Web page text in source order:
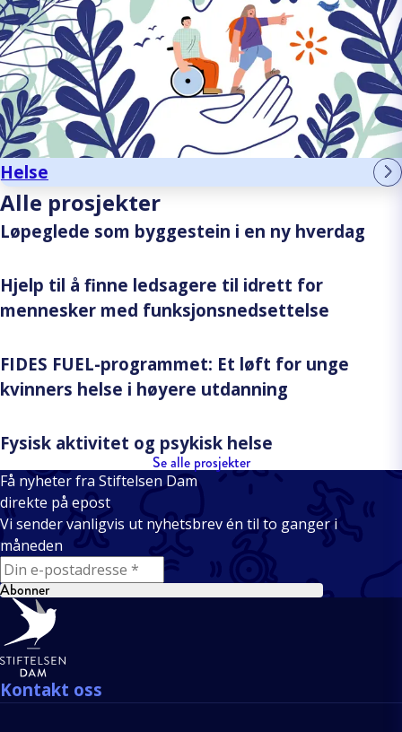
Helse
Alle prosjekter
Løpeglede som byggestein i en ny hverdag
Hjelp til å finne ledsagere til idrett for
mennesker med funksjonsnedsettelse
FIDES FUEL-programmet: Et løft for unge
kvinners helse i høyere utdanning
Fysisk aktivitet og psykisk helse
Se alle prosjekter
Få nyheter fra Stiftelsen Dam
direkte på epost
Vi sender vanligvis ut nyhetsbrev én til to ganger i
måneden
E-mail
Abonner
Bunntekst
Kontakt oss